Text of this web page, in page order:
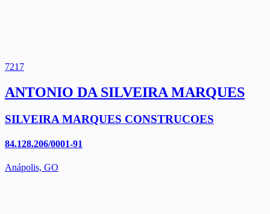
7217
ANTONIO DA SILVEIRA MARQUES
SILVEIRA MARQUES CONSTRUCOES
84.128.206/0001-91
Anápolis, GO